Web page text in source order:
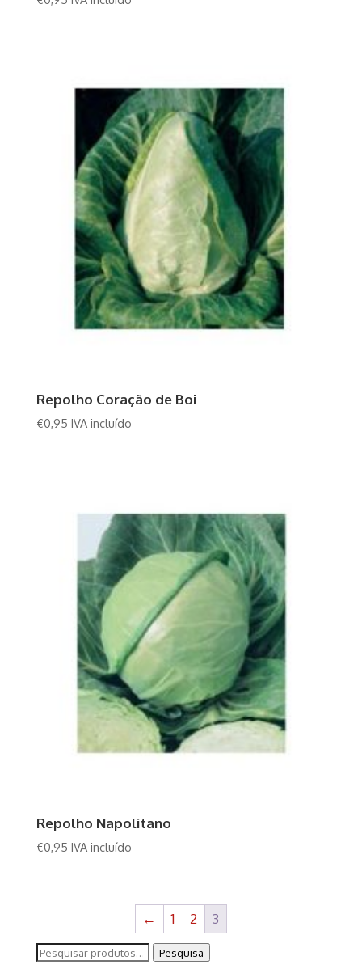
Repolho Coração de Boi
€0,95 IVA incluído
Repolho Napolitano
€0,95 IVA incluído
← 1 2
3
Pesquisar
Pesquisa